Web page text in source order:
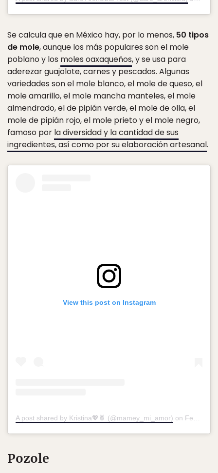
Se calcula que en México hay, por lo menos, 50 tipos
de mole, aunque los más populares son el mole
poblano y los moles oaxaqueños, y se usa para
aderezar guajolote, carnes y pescados. Algunas
variedades son el mole blanco, el mole de queso, el
mole amarillo, el mole mancha manteles, el mole
almendrado, el de pipián verde, el mole de olla, el
mole de pipián rojo, el mole prieto y el mole negro,
famoso por la diversidad y la cantidad de sus
ingredientes, así como por su elaboración artesanal.
View this post on Instagram
A post shared by Kristina💖🍍 (@mamey_mi_amor) on Feb 21, 2017 at 2:46pm PST
Pozole